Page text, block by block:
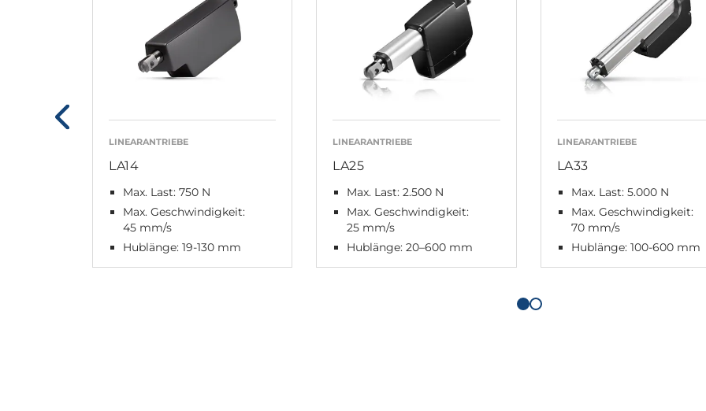
LINEARANTRIEBE
LA14
Max. Last: 750 N
Max. Geschwindigkeit:
45 mm/s
Hublänge: 19-130 mm
LINEARANTRIEBE
LA25
Max. Last: 2.500 N
Max. Geschwindigkeit:
25 mm/s
Hublänge: 20–600 mm
LINEARANTRIEBE
LA33
Max. Last: 5.000 N
Max. Geschwindigkeit:
70 mm/s
Hublänge: 100-600 mm